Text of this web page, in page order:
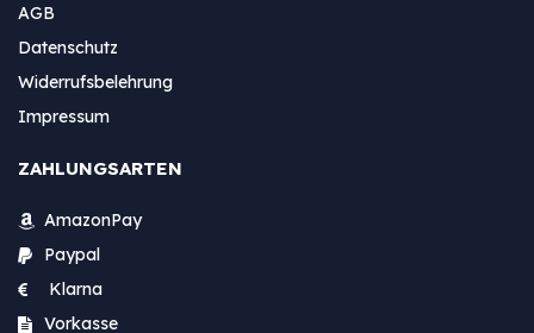
AGB
Datenschutz
Widerrufsbelehrung
Impressum
ZAHLUNGSARTEN
AmazonPay
Paypal
Klarna
Vorkasse